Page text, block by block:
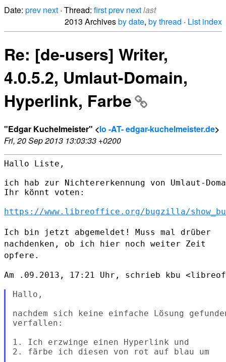
Date: prev next · Thread: firstprev nextlast
2013 Archivesby date, by thread · List index
Re: [de-users] Writer,
4.0.5.2, Umlaut-Domain,
Hyperlink, Farbe
"Edgar Kuchelmeister" <lo -AT- edgar-kuchelmeister.de>
Fri, 20 Sep 2013 13:03:33 +0200
Hallo Liste,
ich hab zur Nichtererkennung von Umlaut-
Ihr könnt voten:
https://www.libreoffice.org/bugzilla/
Ich bin jetzt abgemeldet! Muss mal drüber
nachdenken, ob ich hier noch weiter Zeit
opfere.
Am .09.2013, 17:21 Uhr, schrieb kbu
Hallo,
nachdem sich keine einfache Lösung
verfallen:
1. Ich erzwinge einen Hyperlink und
2. färbe ich diesen von rot auf blau um